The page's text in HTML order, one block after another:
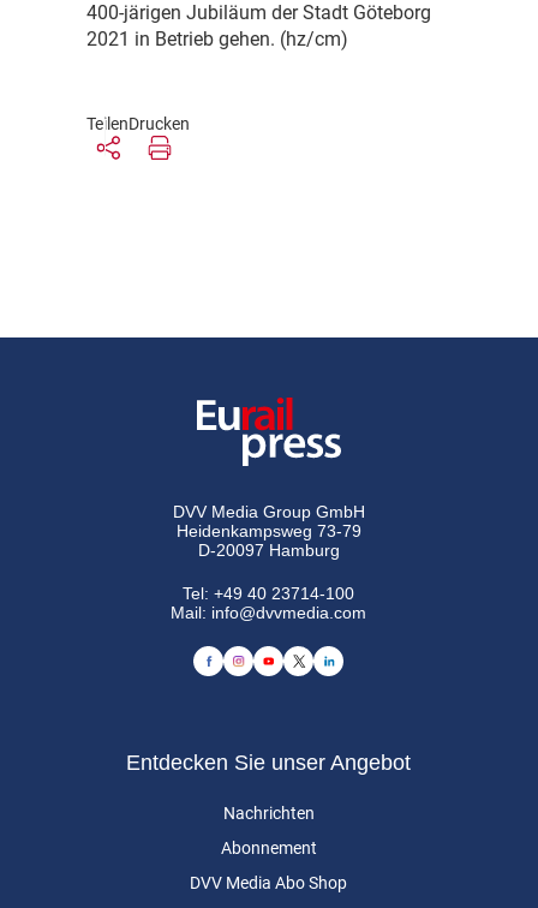
400-järigen Jubiläum der Stadt Göteborg
2021 in Betrieb gehen. (hz/cm)
TeilenDrucken
DVV Media Group GmbH
Heidenkampsweg 73-79
D-20097 Hamburg
Tel:+49 40 23714-100
Mail: info@dvvmedia.com
Entdecken Sie unser Angebot
Nachrichten
Abonnement
DVV Media Abo Shop